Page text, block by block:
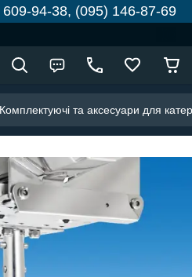
94-38, (095) 146-87-69
Комплектуючі та аксесуари для